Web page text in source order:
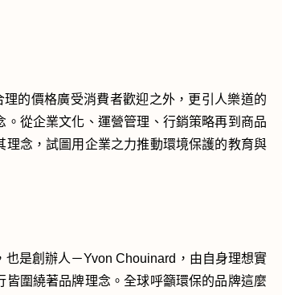
的價格廣受消費者歡迎之外，更引人樂道的
。從企業文化、運營管理、行銷策略再到商品
理念，試圖用企業之力推動環境保護的教育與
是創辦人－Yvon Chouinard，由自身理想實
皆圍繞著品牌理念。全球呼籲環保的品牌這麼